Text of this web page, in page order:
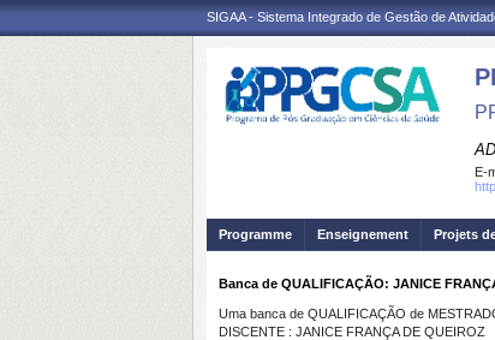
SIGAA - Sistema Integrado de Gestão de
E-
Programme Enseignement Projets
Banca de QUALIFICAÇÃO: JANICE
Uma banca de QUALIFICAÇÃO de
DISCENTE : JANICE FRANÇA DE QUEIROZ